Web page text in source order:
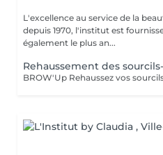
L'excellence au service de la beauté! Situé en plein
depuis 1970, l'institut est
également le plus an...
Rehaussement des